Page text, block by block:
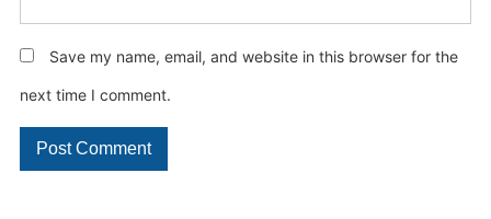
Save my name, email, and website in this browser for the
next time I comment.